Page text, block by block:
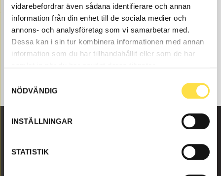
vidarebefordrar även sådana identifierare och annan
information från din enhet till de sociala medier och
annons- och analysföretag som vi samarbetar med.
Dessa kan i sin tur kombinera informationen med annan
information som du har tillhandahållit eller som de har
NÖDVÄNDIG
INSTÄLLNINGAR
STATISTIK
både som original och icke original. Vi har volvodelar till
torkarkomponenter för alla Volvo
Entreprenadmaskiner och dessa volvodelar mm till
torkarkomponenter som passar till Volvo dumper BM
A35.